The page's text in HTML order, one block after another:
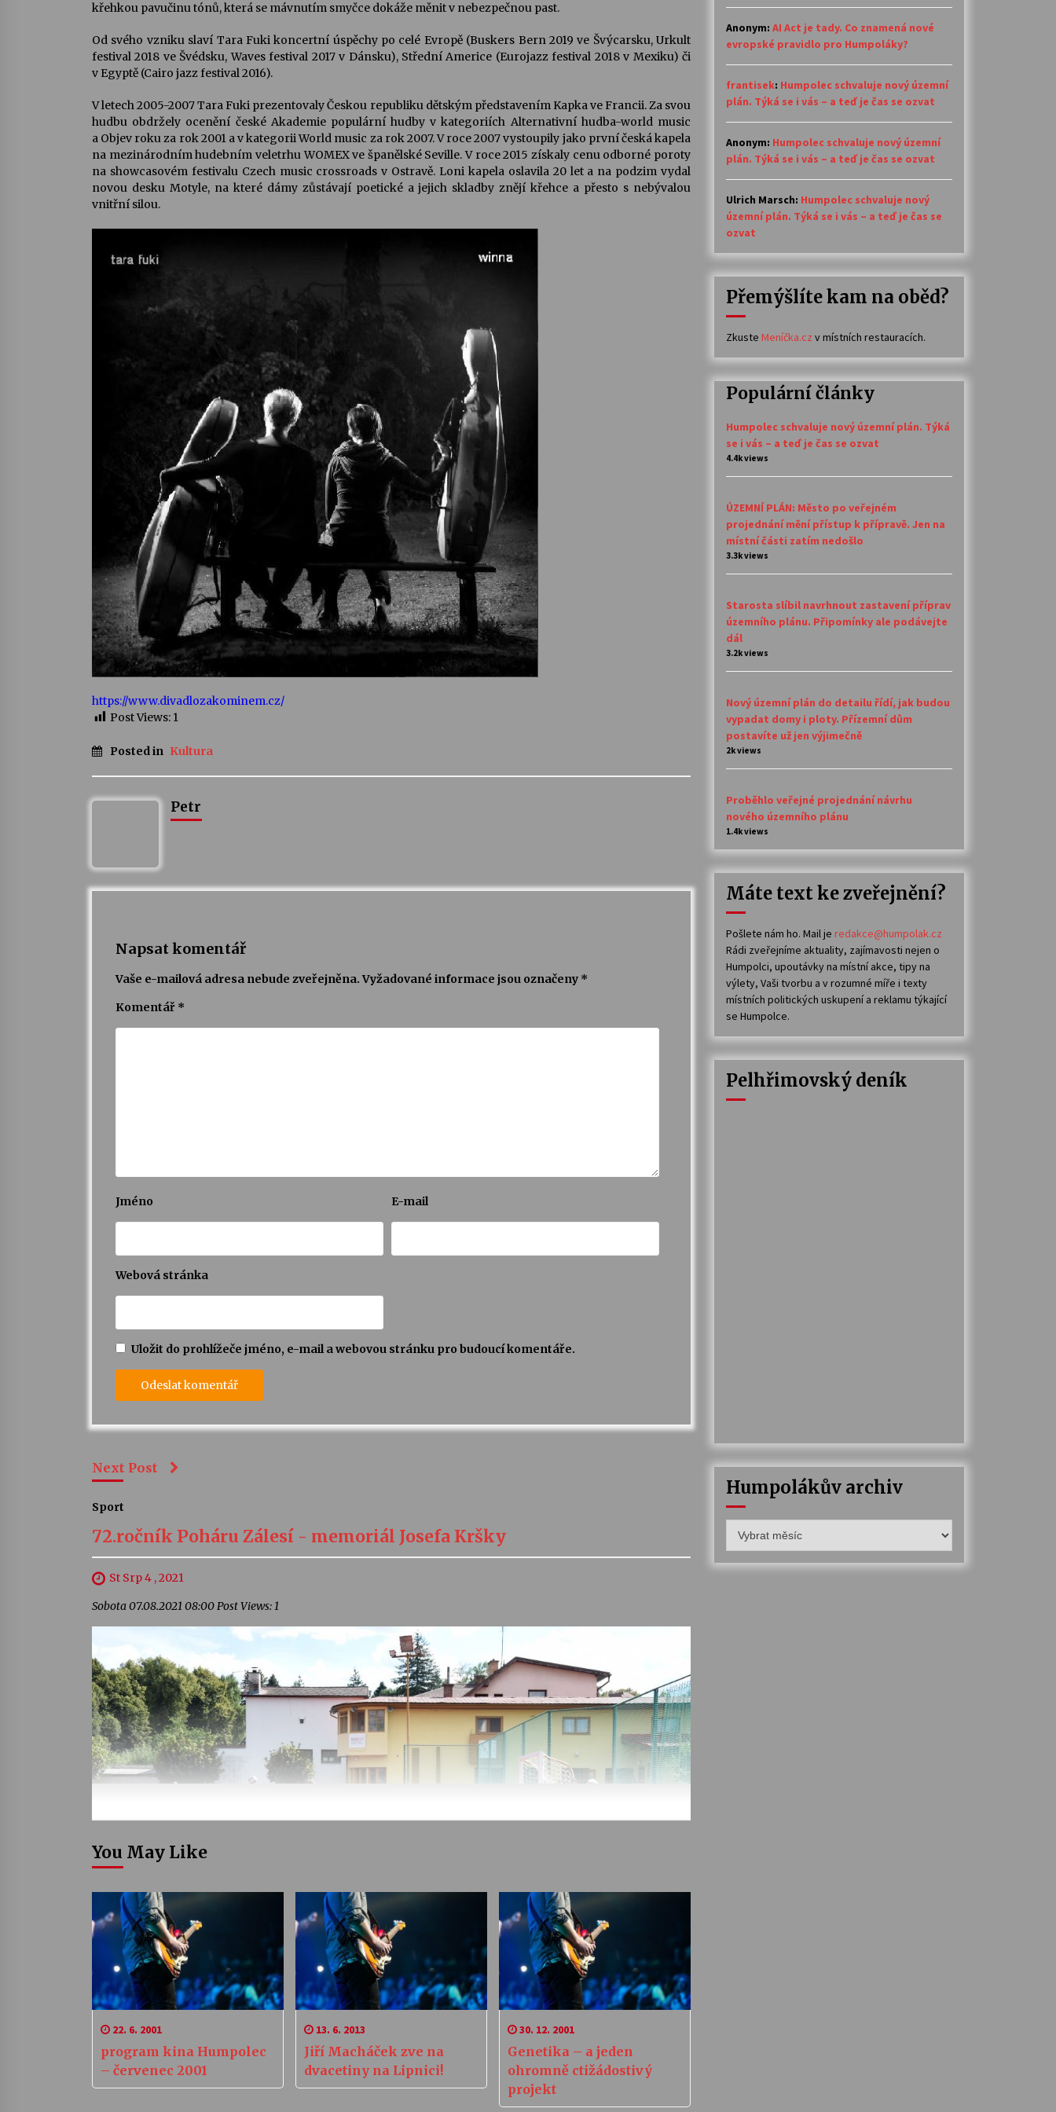
křehkou pavučinu tónů, která se mávnutím smyčce dokáže měnit v nebezpečnou past.
Od svého vzniku slaví Tara Fuki koncertní úspěchy po celé Evropě (Buskers Bern 2019 ve Švýcarsku, Urkult
festival 2018 ve Švédsku, Waves festival 2017 v Dánsku), Střední Americe (Eurojazz festival 2018 v Mexiku) či
v Egyptě (Cairo jazz festival 2016).
V letech 2005-2007 Tara Fuki prezentovaly Českou republiku dětským představením Kapka ve Francii. Za svou
hudbu obdržely ocenění české Akademie populární hudby v kategoriích Alternativní hudba-world music
a Objev roku za rok 2001 a v kategorii World music za rok 2007. V roce 2007 vystoupily jako první česká kapela
na mezinárodním hudebním veletrhu WOMEX ve španělské Seville. V roce 2015 získaly cenu odborné poroty
na showcasovém festivalu Czech music crossroads v Ostravě. Loni kapela oslavila 20 let a na podzim vydal
novou desku Motyle, na které dámy zůstávají poetické a jejich skladby znějí křehce a přesto s nebývalou
vnitřní silou.
https://www.divadlozakominem.cz/
Post Views: 1
Posted in Kultura
Petr
Napsat komentář
Vaše e-mailová adresa nebude zveřejněna. Vyžadované informace jsou označeny *
Komentář *
Jméno E-mail
Webová stránka
Uložit do prohlížeče jméno, e-mail a webovou stránku pro budoucí komentáře.
Next Post
Sport
72.ročník Poháru Zálesí - memoriál Josefa Kršky
St Srp 4 , 2021
Sobota 07.08.2021 08:00 Post Views: 1
You May Like
22. 6. 2001
program kina Humpolec
– červenec 2001
13. 6. 2013
Jiří Macháček zve na
dvacetiny na Lipnici!
30. 12. 2001
Genetika – a jeden
ohromně ctižádostivý
projekt
Anonym: AI Act je tady. Co znamená nové
evropské pravidlo pro Humpoláky?
frantisek: Humpolec schvaluje nový územní
plán. Týká se i vás – a teď je čas se ozvat
Anonym: Humpolec schvaluje nový územní
plán. Týká se i vás – a teď je čas se ozvat
Ulrich Marsch: Humpolec schvaluje nový
územní plán. Týká se i vás – a teď je čas se
ozvat
Přemýšlíte kam na oběd?
Zkuste Meníčka.cz v místních restauracích.
Populární články
Humpolec schvaluje nový územní plán. Týká
se i vás – a teď je čas se ozvat
4.4k views
ÚZEMNÍ PLÁN: Město po veřejném
projednání mění přístup k přípravě. Jen na
místní části zatím nedošlo
3.3k views
Starosta slíbil navrhnout zastavení příprav
územního plánu. Připomínky ale podávejte
dál
3.2k views
Nový územní plán do detailu řídí, jak budou
vypadat domy i ploty. Přízemní dům
postavíte už jen výjimečně
2k views
Proběhlo veřejné projednání návrhu
nového územního plánu
1.4k views
Máte text ke zveřejnění?
Pošlete nám ho. Mail je redakce@humpolak.cz
Rádi zveřejníme aktuality, zajímavosti nejen o
Humpolci, upoutávky na místní akce, tipy na
výlety, Vaši tvorbu a v rozumné míře i texty
místních politických uskupení a reklamu týkající
se Humpolce.
Pelhřimovský deník
Humpolákův archiv
archiv